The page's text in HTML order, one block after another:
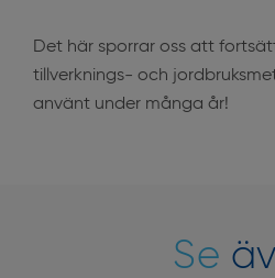
Det här sporrar oss att
tillverknings- och
använt under många år!
Se